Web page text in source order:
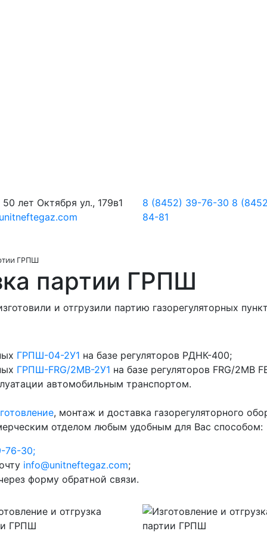
50 лет Октября ул., 179в1
8 (8452) 39-76-30 8
84-81
ГРПШ
партии ГРПШ
и отгрузили партию газорегуляторных
ГРПШ-04-2У1 на базе регуляторов РДНК-400;
ГРПШ-FRG/2MB-2У1 на базе регуляторов FRG/2MB
автомобильным транспортом.
, монтаж и доставка газорегуляторного
отделом любым удобным для Вас способом:
76-30;
info@unitneftegaz.com;
форму обратной связи.